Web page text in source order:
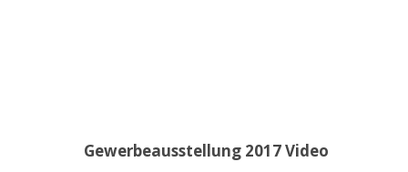
Gewerbeausstellung 2017 Video